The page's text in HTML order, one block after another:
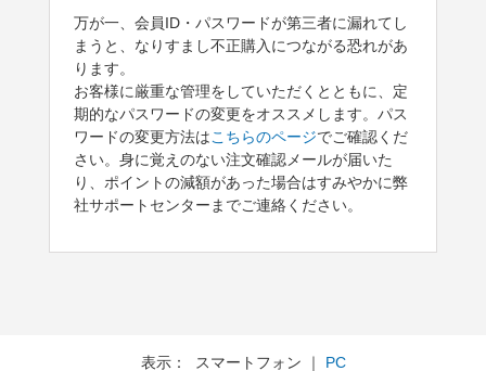
万が一、会員ID・パスワードが第三者に漏れてし
まうと、なりすまし不正購入につながる恐れがあ
ります。
お客様に厳重な管理をしていただくとともに、定
期的なパスワードの変更をオススメします。パス
ワードの変更方法はこちらのページでご確認くだ
さい。身に覚えのない注文確認メールが届いた
り、ポイントの減額があった場合はすみやかに弊
社サポートセンターまでご連絡ください。
表示： スマートフォン ｜ PC